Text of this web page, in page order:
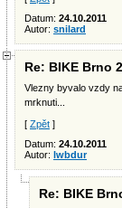
Datum: 24.10.2011
Autor: snilard
Re: BIKE Brno
Vlezny byvalo vzdy
mrknuti...
[ Zpět ]
Datum: 24.10.2011
Autor: lwbdur
Re: BIKE